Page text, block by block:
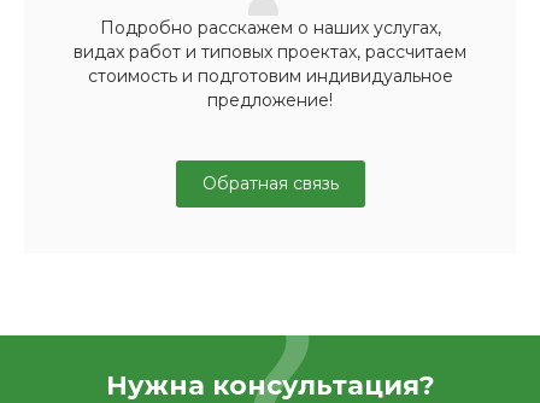
Подробно расскажем о наших услугах,
видах работ и типовых проектах, рассчитаем
стоимость и подготовим индивидуальное
предложение!
Обратная связь
Нужна консультация?